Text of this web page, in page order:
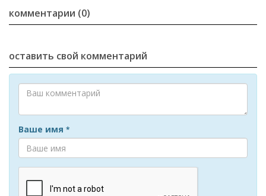
комментарии (0)
оставить свой комментарий
Ваше имя *